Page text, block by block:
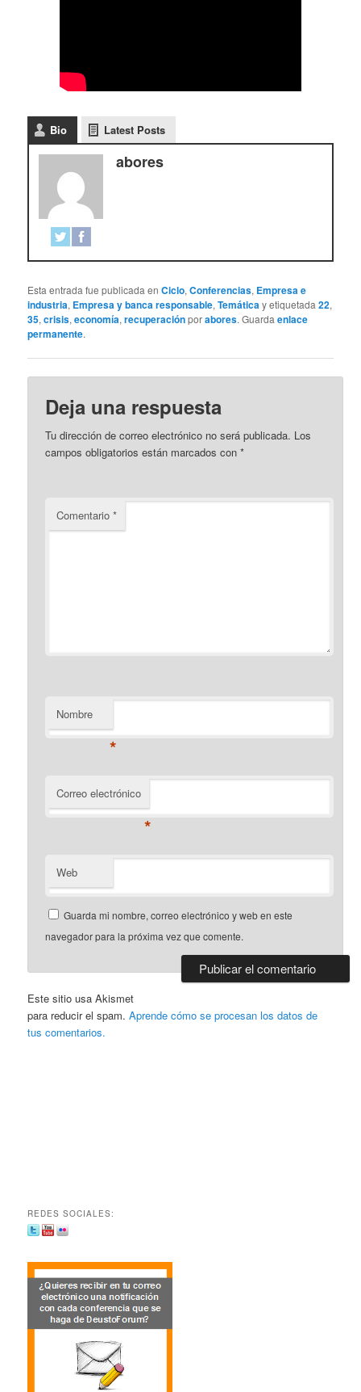
Bio Latest Posts
abores
Esta entrada fue publicada enCiclo,Conferencias, Empresa e
industria, Empresa y banca responsable,Temáticay etiquetada22,
35,crisis,economía,recuperaciónporabores. Guardaenlace
permanente.
Deja una respuesta
Tu dirección de correo electrónico no será publicada. Los
campos obligatorios están marcados con*
Comentario*
Nombre
*
Correo electrónico
*
Web
Guarda mi nombre, correo electrónico y web en este
navegador para la próxima vez que comente.
Este sitio usa Akismet
para reducir el spam.Aprende cómo se procesan los datos de
tus comentarios.
REDES SOCIALES: